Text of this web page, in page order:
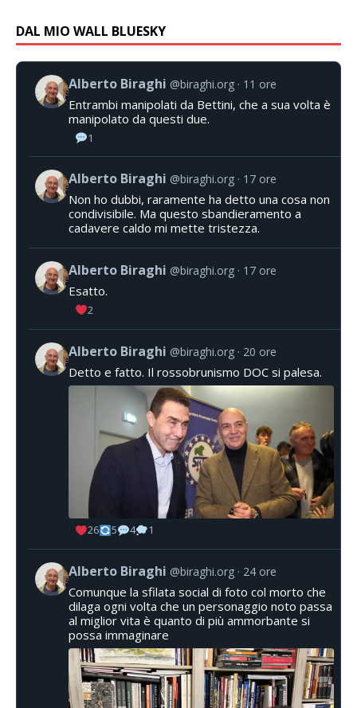
DAL MIO WALL BLUESKY
Alberto Biraghi @biraghi.org 11 ore
Entrambi manipolati da Bettini, che a sua volta è
manipolato da questi due.
1
Alberto Biraghi @biraghi.org 17 ore
Non ho dubbi, raramente ha detto una cosa non
condivisibile. Ma questo sbandieramento a
cadavere caldo mi mette tristezza.
Alberto Biraghi @biraghi.org 17 ore
Esatto.
2
Alberto Biraghi @biraghi.org 20 ore
Detto e fatto. Il rossobrunismo DOC si palesa.
26 5 4 1
Alberto Biraghi @biraghi.org 24 ore
Comunque la sfilata social di foto col morto che
dilaga ogni volta che un personaggio noto passa
al miglior vita è quanto di più ammorbante si
possa immaginare